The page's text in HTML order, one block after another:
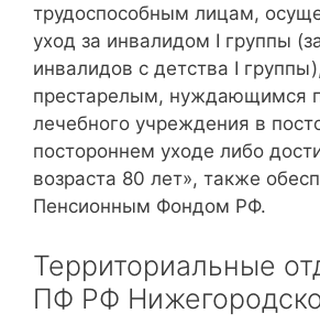
трудоспособным лицам,
уход за инвалидом I группы
инвалидов с детства I
престарелым, нуждающимся
лечебного учреждения в
постороннем уходе либо
возраста 80 лет», также
Пенсионным Фондом РФ.
Территориальные
ПФ РФ